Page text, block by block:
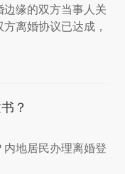
缘的双方当事人关
离婚协议已达成，
？
地居民办理离婚登